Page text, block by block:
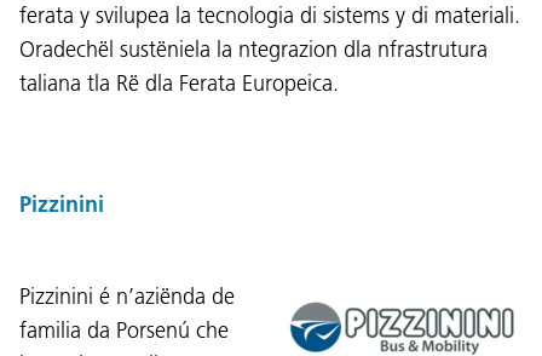
Lingaz:
Impressum Privacy e Cookie Policy
ferata y svilupea la tecnologia di sistems y di materiali.
Oradechël sustëniela la ntegrazion dla nfrastrutura
taliana tla Rë dla Ferata Europeica.
Pizzinini
Pizzinini é n’aziënda de
familia da Porsenú che